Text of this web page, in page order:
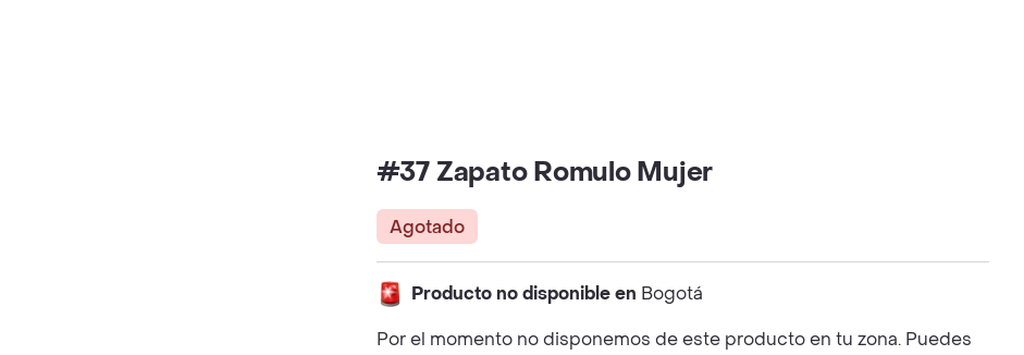
#37 Zapato Romulo Mujer
Agotado
Producto no disponible en Bogotá
Por el momento no disponemos de este producto en tu zona. Puedes